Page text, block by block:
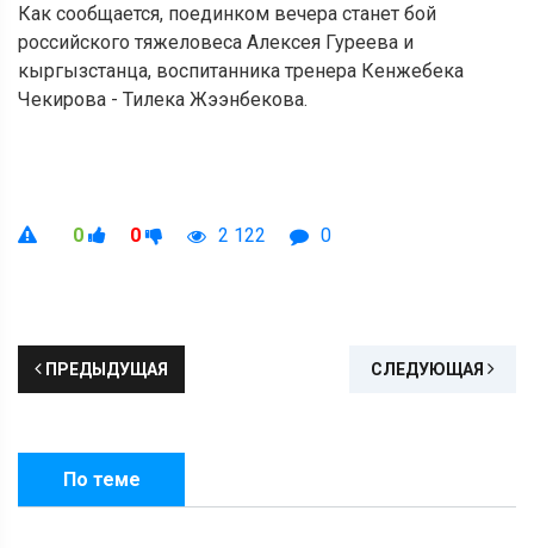
Как сообщается, поединком вечера станет бой
российского тяжеловеса Алексея Гуреева и
кыргызстанца, воспитанника тренера Кенжебека
Чекирова - Тилека Жээнбекова.
0 0 2 122 0
ПРЕДЫДУЩАЯ СЛЕДУЮЩАЯ
По теме